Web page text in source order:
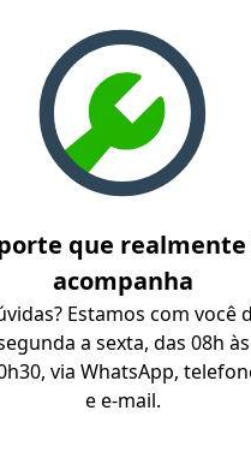
que
acompanha
Estamos com você
a sexta, das 08h às
via WhatsApp,
e e-mail.